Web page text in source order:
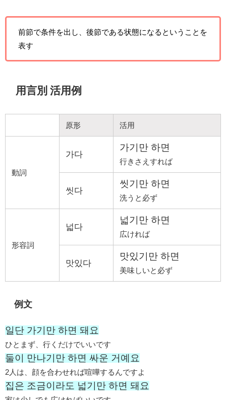
前節で条件を出し、後節である状態になるということを
表す
用言別 活用例
原形 活用
動詞
가다
가기만 하면
行きさえすれば
씻다
씻기만 하면
洗うと必ず
形容詞
넓다
넓기만 하면
広ければ
맛있다
맛있기만 하면
美味しいと必ず
例文
일단 가기만 하면 돼요
ひとまず、行くだけでいいです
둘이 만나기만 하면 싸운 거예요
2人は、顔を合わせれば喧嘩するんですよ
집은 조금이라도 넓기만 하면 돼요